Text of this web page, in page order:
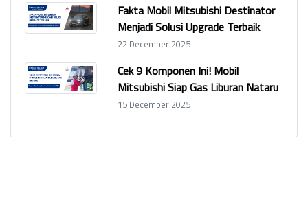
Fakta Mobil Mitsubishi Destinator
Menjadi Solusi Upgrade Terbaik
22 December 2025
Cek 9 Komponen Ini! Mobil
Mitsubishi Siap Gas Liburan Nataru
15 December 2025